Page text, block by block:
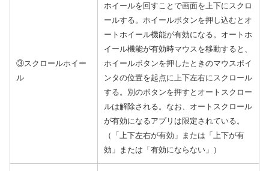
③スクロールホイー
ル
ホイールを回すことで画面を上下にスクロ
ールする。ホイールボタンを押し込むとオ
ートホイール機能が有効になる。オートホ
イール機能が有効時マウスを移動すると、
ホイールボタンを押したときのマウスポイ
ンタの位置を起点に上下左右にスクロール
する。別のボタンを押すとオートスクロー
ルは解除される。なお、オートスクロール
が有効になるアプリは限定されている。
（「上下左右が有効」または「上下が有
効」または「有効にならない」）